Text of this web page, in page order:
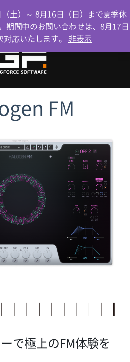
ログ記事一覧
扱ブランド
0
FM
で極上のFM体験を
土）～ 8月16日（日）まで夏季休
期間中のお問い合わせは、8月17日
対応いたします。 非表示